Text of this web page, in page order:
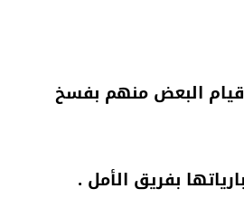
وقيام البعض منهم بفسخ
بفريق الأمل .